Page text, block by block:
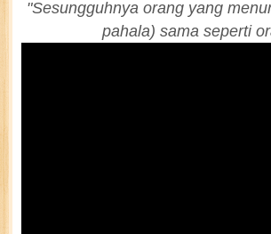
"Sesungguhnya orang yang
pahala) sama seperti